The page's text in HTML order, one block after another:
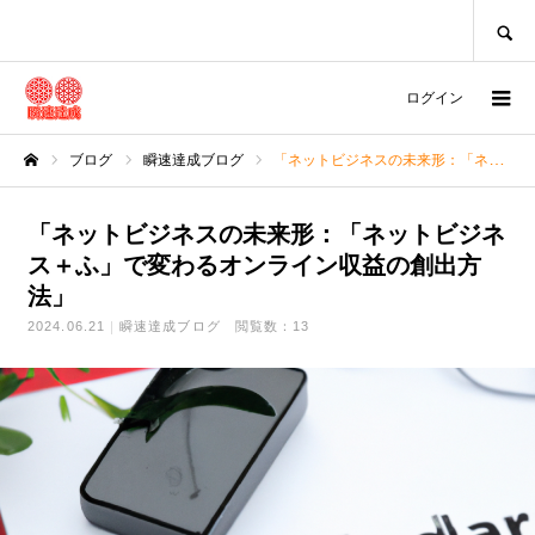
ログイン
ブログ 瞬速達成ブログ 「ネットビジネスの未来形：「ネットビジネス＋ふ」で変わるオンライン収益の創出方法」
「ネットビジネスの未来形：「ネットビジネ
ス＋ふ」で変わるオンライン収益の創出方
法」
2024.06.21 瞬速達成ブログ 閲覧数：13